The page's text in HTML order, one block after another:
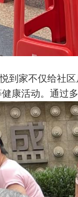
到家不仅给社
康活动。通过